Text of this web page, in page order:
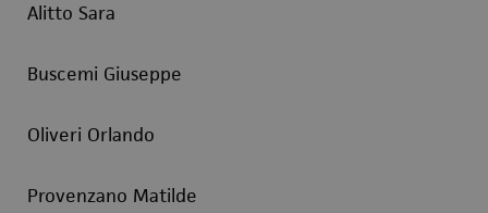
Alitto Sara
Buscemi Giuseppe
Oliveri Orlando
Provenzano Matilde